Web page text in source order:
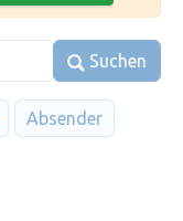
Suchen
Absender